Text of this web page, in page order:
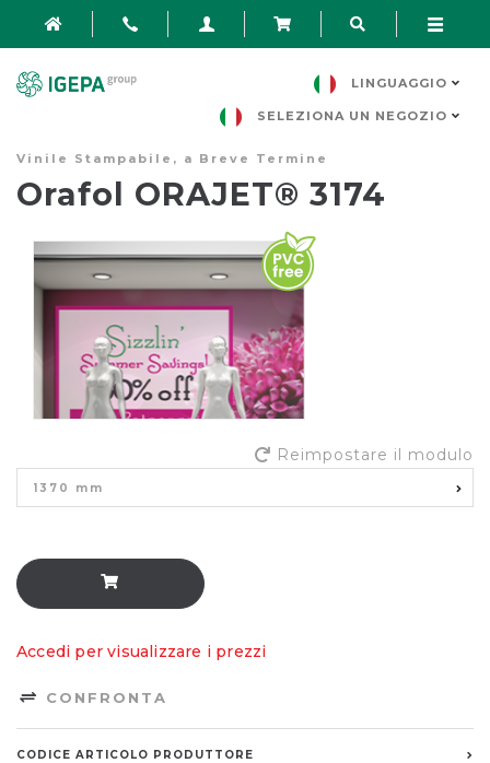
LINGUAGGIO
SELEZIONA UN NEGOZIO
Vinile Stampabile, a Breve Termine
Orafol ORAJET® 3174
Reimpostare il modulo
1370 mm
Accedi per visualizzare i prezzi
CONFRONTA
CODICE ARTICOLO PRODUTTORE